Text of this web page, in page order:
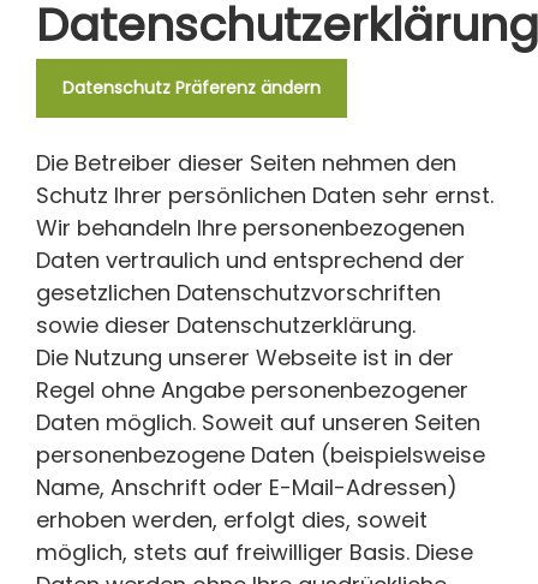
Datenschutz Präferenz ändern
Die Betreiber dieser Seiten nehmen den
Schutz Ihrer persönlichen Daten sehr ernst.
Wir behandeln Ihre personenbezogenen
Daten vertraulich und entsprechend der
gesetzlichen Datenschutzvorschriften
sowie dieser Datenschutzerklärung.
Die Nutzung unserer Webseite ist in der
Regel ohne Angabe personenbezogener
Daten möglich. Soweit auf unseren Seiten
personenbezogene Daten (beispielsweise
Name, Anschrift oder E-Mail-Adressen)
erhoben werden, erfolgt dies, soweit
möglich, stets auf freiwilliger Basis. Diese